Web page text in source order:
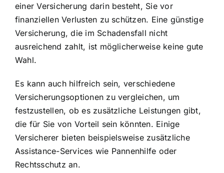
einer Versicherung darin besteht, Sie vor
finanziellen Verlusten zu schützen. Eine günstige
Versicherung, die im Schadensfall nicht
ausreichend zahlt, ist möglicherweise keine gute
Wahl.
Es kann auch hilfreich sein, verschiedene
Versicherungsoptionen zu vergleichen, um
festzustellen, ob es zusätzliche Leistungen gibt,
die für Sie von Vorteil sein könnten. Einige
Versicherer bieten beispielsweise zusätzliche
Assistance-Services wie Pannenhilfe oder
Rechtsschutz an.